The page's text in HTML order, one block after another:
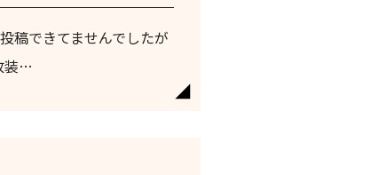
稿できてませんでしたが
装…